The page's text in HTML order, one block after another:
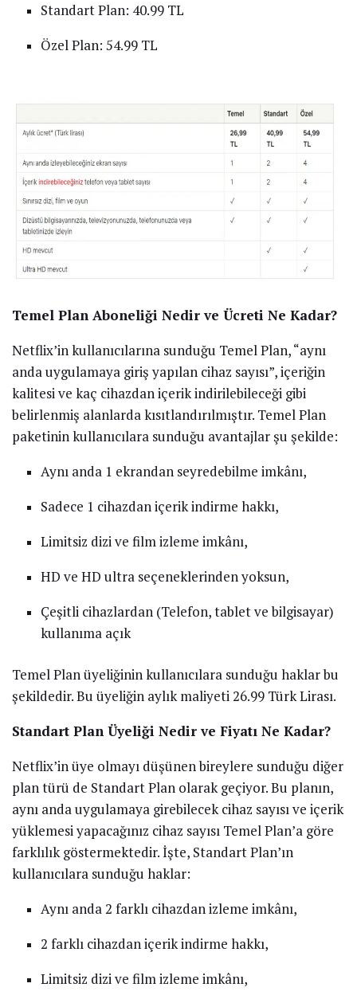
Standart Plan: 40.99 TL
Özel Plan: 54.99 TL
Temel Plan Aboneliği Nedir ve Ücreti Ne Kadar?
Netflix’in kullanıcılarına sunduğu Temel Plan, “aynı
anda uygulamaya giriş yapılan cihaz sayısı”, içeriğin
kalitesi ve kaç cihazdan içerik indirilebileceği gibi
belirlenmiş alanlarda kısıtlandırılmıştır. Temel Plan
paketinin kullanıcılara sunduğu avantajlar şu şekilde:
Aynı anda 1 ekrandan seyredebilme imkânı,
Sadece 1 cihazdan içerik indirme hakkı,
Limitsiz dizi ve film izleme imkânı,
HD ve HD ultra seçeneklerinden yoksun,
Çeşitli cihazlardan (Telefon, tablet ve bilgisayar)
kullanıma açık
Temel Plan üyeliğinin kullanıcılara sunduğu haklar bu
şekildedir. Bu üyeliğin aylık maliyeti 26.99 Türk Lirası.
Standart Plan Üyeliği Nedir ve Fiyatı Ne Kadar?
Netflix’in üye olmayı düşünen bireylere sunduğu diğer
plan türü de Standart Plan olarak geçiyor. Bu planın,
aynı anda uygulamaya girebilecek cihaz sayısı ve içerik
yüklemesi yapacağınız cihaz sayısı Temel Plan’a göre
farklılık göstermektedir. İşte, Standart Plan’ın
kullanıcılara sunduğu haklar:
Aynı anda 2 farklı cihazdan izleme imkânı,
2 farklı cihazdan içerik indirme hakkı,
Limitsiz dizi ve film izleme imkânı,